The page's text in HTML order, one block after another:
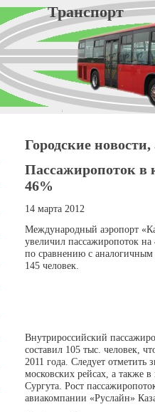
Городские
Пассажиропоток в
46%
14 марта 2012
Международный аэропорт
увеличил пассажиропоток
по сравнению с
145 человек.
Внутрироссийский
составил 105 тыс. человек,
2011 года. Следует отметить
московских рейсах, а также
Сургута. Рост
авиакомпании «Руслайн»